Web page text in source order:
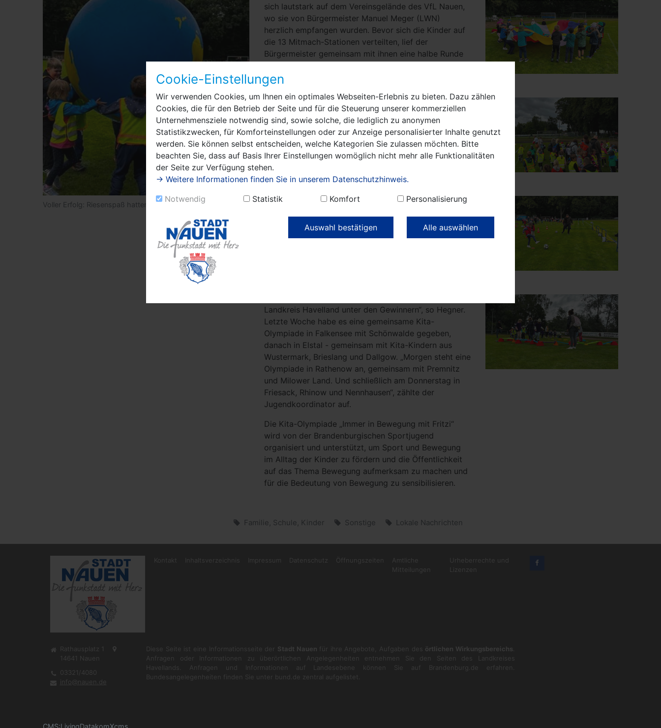
Cookie-Einstellungen
Wir verwenden Cookies, um Ihnen ein optimales Webseiten-Erlebnis zu bieten. Dazu zählen
Cookies, die für den Betrieb der Seite und für die Steuerung unserer kommerziellen
Unternehmensziele notwendig sind, sowie solche, die lediglich zu anonymen
Statistikzwecken, für Komforteinstellungen oder zur Anzeige personalisierter Inhalte genutzt
werden. Sie können selbst entscheiden, welche Kategorien Sie zulassen möchten. Bitte
beachten Sie, dass auf Basis Ihrer Einstellungen womöglich nicht mehr alle Funktionalitäten
der Seite zur Verfügung stehen.
→ Weitere Informationen finden Sie in unserem Datenschutzhinweis.
Notwendig
Statistik Komfort Personalisierung
Auswahl bestätigen Alle auswählen
Voller Erfolg: Riesenspaß hatten die Kleinen an allen Stationen.
sich lautstark auf dem Vereinsgelände des VfL Nauen,
wo sie von Bürgermeister Manuel Meger (LWN)
herzlich empfangen wurden. Bevor sich die Kinder auf
die 13 Mitmach-Stationen verteilten, lief der
Bürgermeister gemeinsam mit ihnen eine halbe Runde
dankte allen Unterstützerinnen und Unterstützern, die
dieses kurzweilige Treffen ermöglicht haben, darunter
den Mitarbeitern des Dr. Georg Graf von Arco
Schulzentrums, die die Kita-Olympiade heute begleiten.
„Und natürlich danken wir der Kreissportjugend sowie
allen Erziehrinnen und Erzieher, die euch heute
hergebracht haben“, spornte das Stadtoberhaut die
Kinder an.
Rene Hegner, Jugendkoordinator Kreissportjugend,
Übungen sind heute bei der Kita-Olympiade integriert.
Durch eine einheitliche Dokumentation der Ergebnisse
ist zum einen ein Vergleich der Kitas untereinander,
zum anderen auch ein Vergleich einer Kita über einen
Landkreis Havelland unter den Gewinnern“, so Hegner.
Letzte Woche habe es eine gemeinsame Kita-
Olympiade in Falkensee mit Schönwalde gegeben,
danach in Elstal - gemeinsam mit Kita-Kindern aus
Wustermark, Brieslang und Dallgow. „Morgen steht eine
Olympiade in Rathenow an, gemeinsam mit Premnitz
und Milower Land. Und schließlich am Donnerstag in
Friesack, Rhinow und Nennhausen“, zählte der
Jugendkoordinator auf.
Die Kita-Olympiade „Immer in Bewegung mit Fritzi“
wird von der Brandenburgischen Sportjugend
organisiert und unterstützt, um Sport und Bewegung
im Alltag der Kinder zu fördern und die Öffentlichkeit
auf das Thema Bewegung aufmerksam zu machen und
für die Bedeutung von Bewegung zu sensibilisieren.
Familie, Schule, Kinder Sonstige Lokale Nachrichten
Kontakt Inhaltsverzeichnis Impressum Datenschutz Öffnungszeiten
Amtliche
Mitteilungen
Urheberrechte und
Lizenzen
Rathausplatz 1
14641
Nauen
03321/4080
info@nauen.de
Diese Seite ist eine Informationsseite der Stadt Nauen für ihre Angebote, Aufgaben des örtlichen Wirkungsbereichs
Anfragen oder Informationen zu überörtlichen Angelegenheiten entnehmen Sie den Seiten des Landkreises
Havellands. Anfragen und Informationen auf Landesebene können Sie auf
Brandenburg.de
erfahren.
Bundesangelegenheiten finden Sie unter
bund.de zentral aufgelistet.